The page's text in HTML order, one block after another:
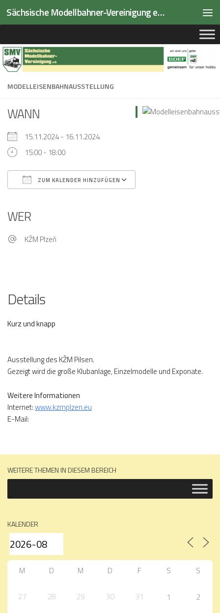
Zum Inhalt springen Sächsische Modellbahner-Vereinigung e.V.
MODELLEISENBAHNAUSSTELLUNG
WANN
15.11.2024 - 16.11.2024
15:00 - 18:00
ZUM KALENDER HINZUFÜGEN
WER
KŽM Plzeň
Details
Kurz und knapp
Ausstellung des KŽM Pilsen.
Gezeigt wird die große Klubanlage, Einzelmodelle und Exponate.
Weitere Informationen
Internet:www.kzmplzen.eu
E-Mail:
WEITERE THEMEN IN DIESEM BEREICH
KALENDER
M D M D F S S
27 28 29 30 31 1 2